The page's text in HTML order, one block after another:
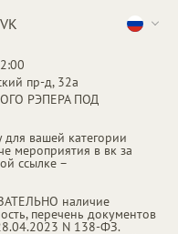
пр-д, 32а
РЭПЕРА ПОД
вашей категории
мероприятия в вк за
ссылке –
наличие
перечень документов
N 138-ФЗ.